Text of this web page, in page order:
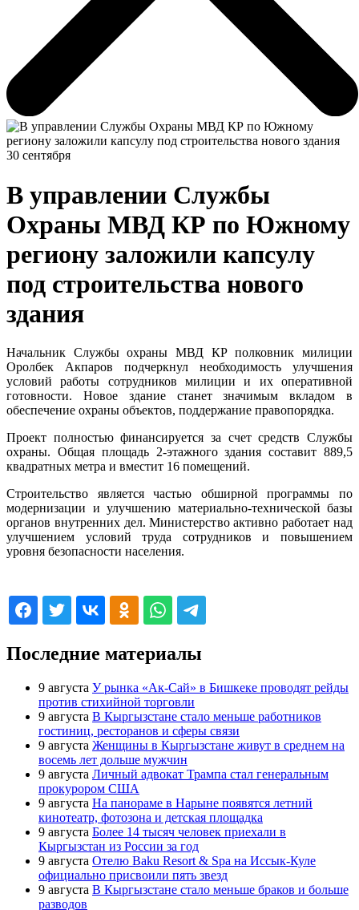
30 сентября
В управлении Службы
Охраны МВД КР по Южному
региону заложили капсулу
под строительства нового
здания
Начальник Службы охраны МВД КР полковник милиции
Оролбек Акпаров подчеркнул необходимость улучшения
условий работы сотрудников милиции и их оперативной
готовности. Новое здание станет значимым вкладом в
обеспечение охраны объектов, поддержание правопорядка.
Проект полностью финансируется за счет средств Службы
охраны. Общая площадь 2-этажного здания составит 889,5
квадратных метра и вместит 16 помещений.
Строительство является частью обширной программы по
модернизации и улучшению материально-технической базы
органов внутренних дел. Министерство активно работает над
улучшением условий труда сотрудников и повышением
уровня безопасности населения.
Последние материалы
9 августа У рынка «Ак-Сай» в Бишкеке проводят рейды
против стихийной торговли
9 августа В Кыргызстане стало меньше работников
гостиниц, ресторанов и сферы связи
9 августа Женщины в Кыргызстане живут в среднем на
восемь лет дольше мужчин
9 августа Личный адвокат Трампа стал генеральным
прокурором США
9 августа На панораме в Нарыне появятся летний
кинотеатр, фотозона и детская площадка
9 августа Более 14 тысяч человек приехали в
Кыргызстан из России за год
9 августа Отелю Baku Resort & Spa на Иссык-Куле
официально присвоили пять звезд
9 августа В Кыргызстане стало меньше браков и больше
разводов